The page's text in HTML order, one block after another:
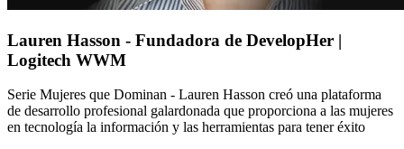
Lauren Hasson - Fundadora de DevelopHer |
Logitech WWM
Serie Mujeres que Dominan - Lauren Hasson creó una plataforma
de desarrollo profesional galardonada que proporciona a las mujeres
en tecnología la información y las herramientas para tener éxito